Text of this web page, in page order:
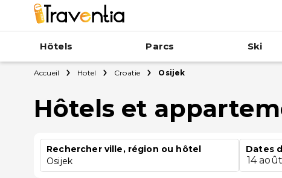
Hôtels Parcs Ski
Accueil Hotel Croatie Osijek
Hôtels et
Rechercher ville, région ou hôtel
Osijek
Dates
14